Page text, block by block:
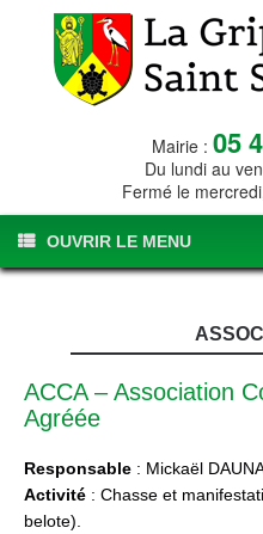
Mairie : 05
Du lundi au
Fermé le
OUVRIR LE MENU
ACCA – Association
Agréée
Responsable : Mickaël
Activité : Chasse et
belote).